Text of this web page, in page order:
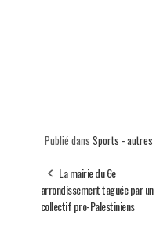
Publié dans Sports - autres
La mairie du 6e
arrondissement taguée par un
collectif pro-Palestiniens